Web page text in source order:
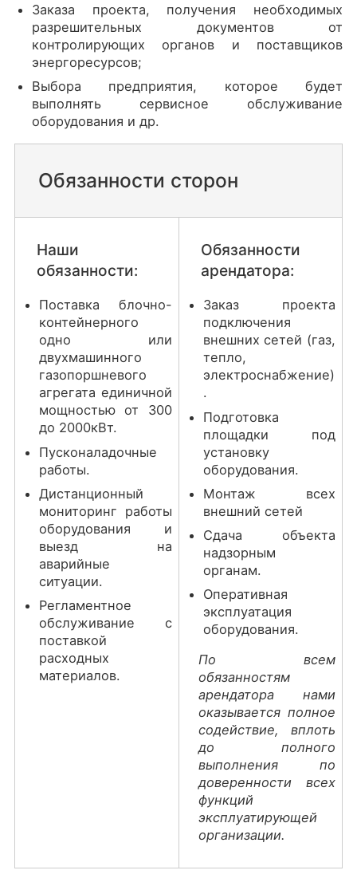
Заказа проекта, получения необходимых
разрешительных документов от
контролирующих органов и поставщиков
энергоресурсов;
Выбора предприятия, которое будет
выполнять сервисное обслуживание
оборудования и др.
Обязанности сторон
Наши
обязанности:
Поставка блочно-
контейнерного
одно или
двухмашинного
газопоршневого
агрегата единичной
мощностью от 300
до 2000кВт.
Пусконаладочные
работы.
Дистанционный
мониторинг работы
оборудования и
выезд на
аварийные
ситуации.
Регламентное
обслуживание с
поставкой
расходных
материалов.
Обязанности
арендатора:
Заказ проекта
подключения
внешних сетей (газ,
тепло,
электроснабжение)
.
Подготовка
площадки под
установку
оборудования.
Монтаж всех
внешний сетей
Сдача объекта
надзорным
органам.
Оперативная
эксплуатация
оборудования.
По всем
обязанностям
арендатора нами
оказывается полное
содействие, вплоть
до полного
выполнения по
доверенности всех
функций
эксплуатирующей
организации.